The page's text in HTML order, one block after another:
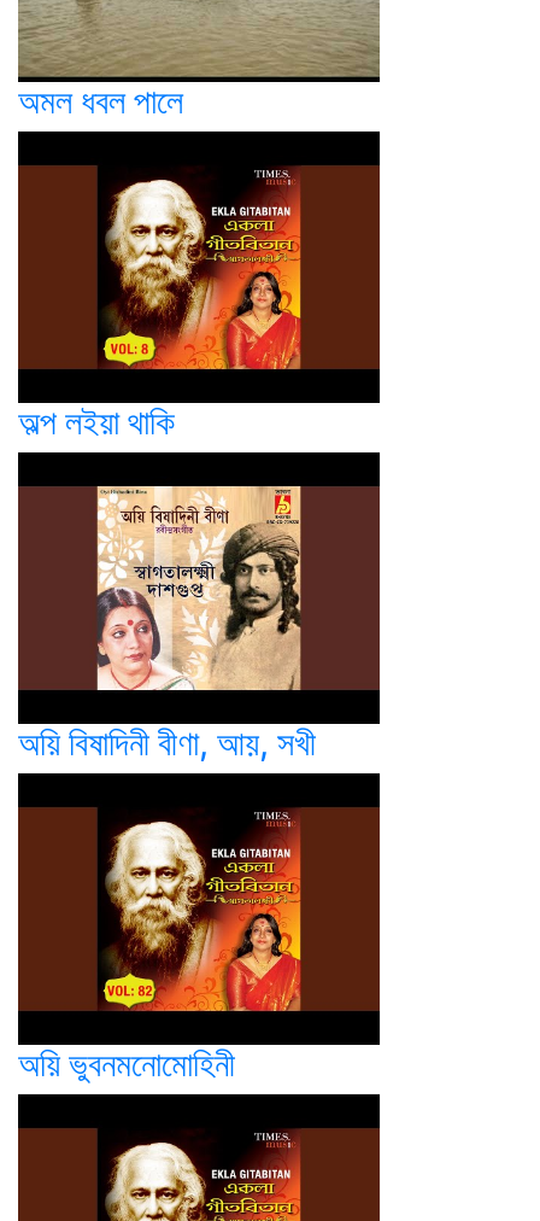
অমল ধবল পালে
অল্প লইয়া থাকি
অয়ি বিষাদিনী বীণা, আয়, সখী
অয়ি ভুবনমনোমোহিনী